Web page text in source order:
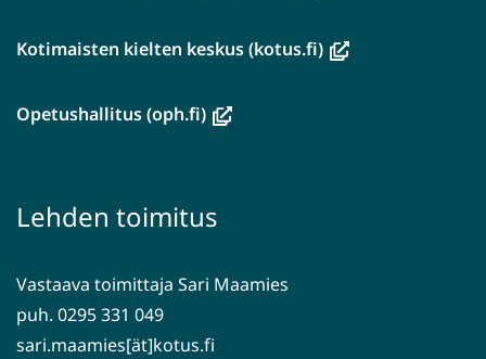
Kotimaisten kielten keskus (kotus.fi)(avautuu
Opetushallitus (oph.fi)(avautuu
toiseen
Lehden toimitus
Vastaava toimittaja Sari Maamies
puh. 0295 331 049
sari.maamies[ät]kotus.fi